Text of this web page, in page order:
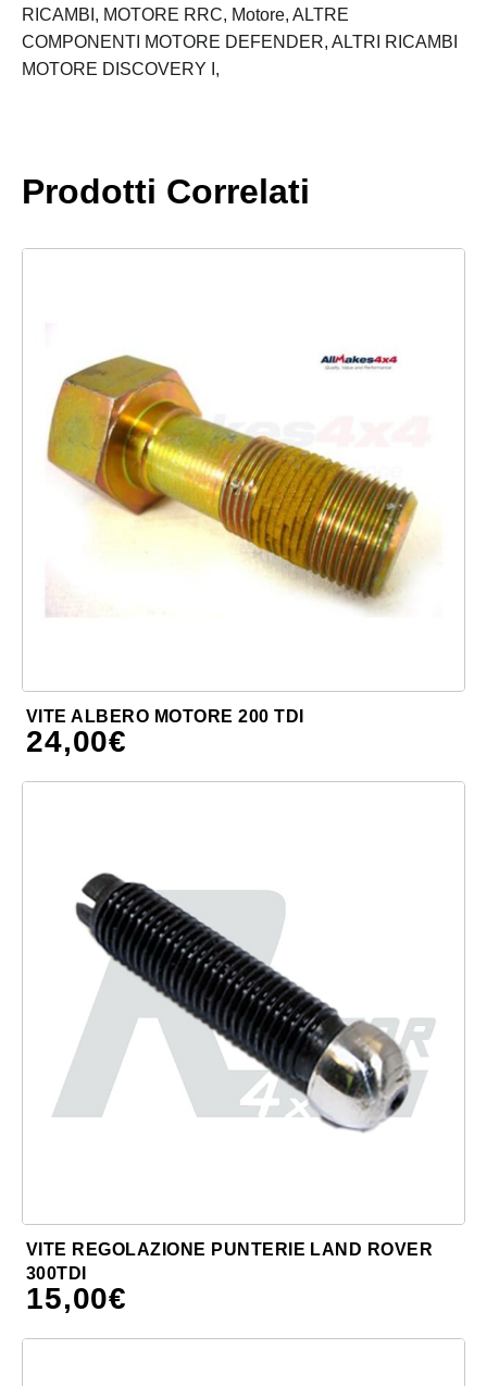
200
TDI
quantità
RICAMBI, MOTORE RRC, Motore, ALTRE
COMPONENTI MOTORE DEFENDER, ALTRI RICAMBI
MOTORE DISCOVERY I,
Prodotti Correlati
VITE ALBERO MOTORE 200 TDI
24,00€
VITE REGOLAZIONE PUNTERIE LAND ROVER
300TDI
15,00€